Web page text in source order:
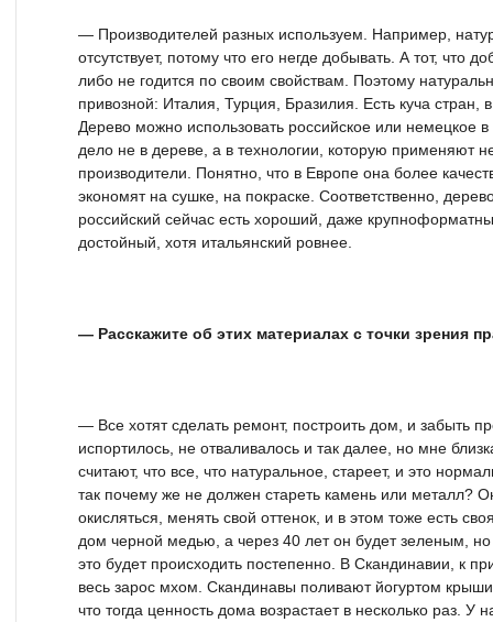
— Производителей разных используем. Например,
отсутствует, потому что его негде добывать. А тот, что
либо не годится по своим свойствам. Поэтому
привозной: Италия, Турция, Бразилия. Есть куча стран,
Дерево можно использовать российское или немецкое
дело не в дереве, а в технологии, которую применяют
производители. Понятно, что в Европе она более
экономят на сушке, на покраске. Соответственно,
российский сейчас есть хороший, даже
достойный, хотя итальянский ровнее.
— Расскажите об этих материалах с точки зрения
— Все хотят сделать ремонт, построить дом, и забыть
испортилось, не отваливалось и так далее, но мне
считают, что все, что натуральное, стареет, и это
так почему же не должен стареть камень или металл?
окисляться, менять свой оттенок, и в этом тоже есть
дом черной медью, а через 40 лет он будет зеленым,
это будет происходить постепенно. В Скандинавии, к
весь зарос мхом. Скандинавы поливают йогуртом
что тогда ценность дома возрастает в несколько раз. У